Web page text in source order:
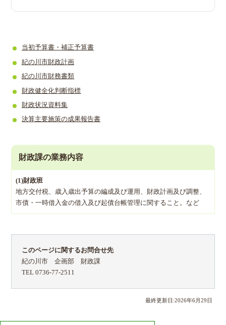
当初予算書・補正予算書
紀の川市財政計画
紀の川市財務書類
財政健全化判断指標
財政状況資料集
決算主要施策の成果報告書
財政課の業務内容
(1)財政班
地方交付税、歳入歳出予算の編成及び運用、財政計画及び調整、
市債・一時借入金の借入及び起債台帳管理に関すること。など
このページに関するお問合せ先
紀の川市 企画部 財政課
TEL 0736-77-2511
最終更新日:2026年6月 29 日